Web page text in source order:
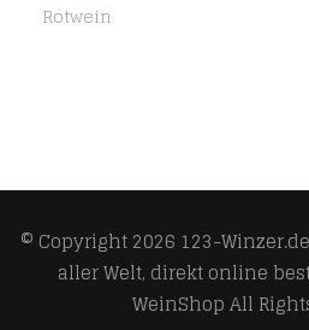
Rotwein
© Copyright 2026 123-
aller Welt, direkt online
WeinShopAll